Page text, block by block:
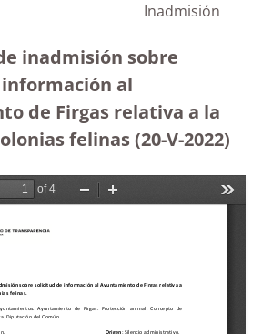
Inadmisión
inadmisión sobre
al
de Firgas relativa a la
felinas (20-V-2022)